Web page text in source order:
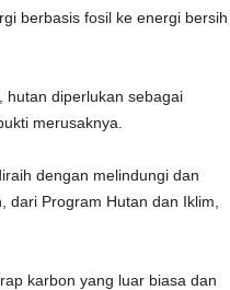
berbasis fosil ke energi bersih
hutan diperlukan sebagai
merusaknya.
dengan melindungi dan
dari Program Hutan dan Iklim,
karbon yang luar biasa dan